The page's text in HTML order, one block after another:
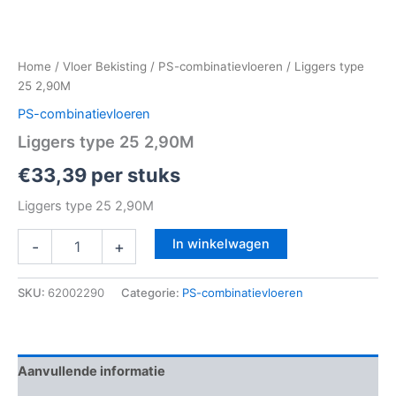
Home / Vloer Bekisting / PS-combinatievloeren / Liggers type
25 2,90M
PS-combinatievloeren
Liggers type 25 2,90M
€33,39 per stuks
Liggers type 25 2,90M
- + In winkelwagen
SKU: 62002290 Categorie: PS-combinatievloeren
Aanvullende informatie